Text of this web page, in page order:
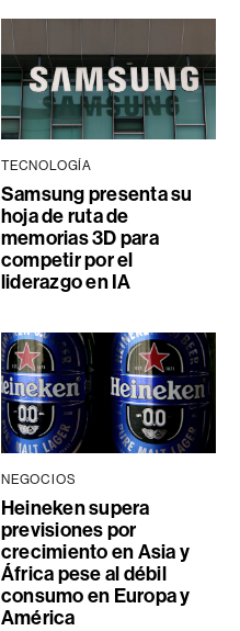
TECNOLOGÍA
Samsung presenta su
hoja de ruta de
memorias 3D para
competir por el
liderazgo en IA
NEGOCIOS
Heineken supera
previsiones por
crecimiento en Asia y
África pese al débil
consumo en Europa y
América